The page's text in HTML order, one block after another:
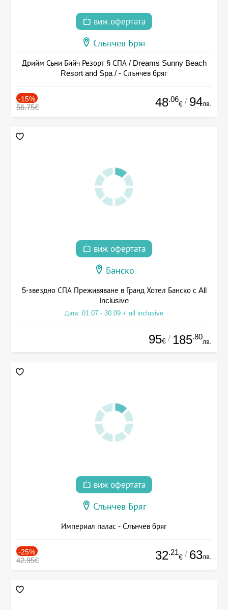
виж офертата
Слънчев Бряг
Дрийм Съни Бийч Резорт § СПА / Dreams Sunny Beach
Resort and Spa / - Слънчев бряг
-15%
56.75€ 48.06
€ / 94лв.
виж офертата
Банско
5-звездно СПА Преживяване в Гранд Хотел Банско с All
Inclusive
Дата: 01.07 - 30.09 + all inclusive
95€ / 185.80
лв.
виж офертата
Слънчев Бряг
Империал палас - Слънчев бряг
-25%
42.95€ 32.21
€ / 63лв.